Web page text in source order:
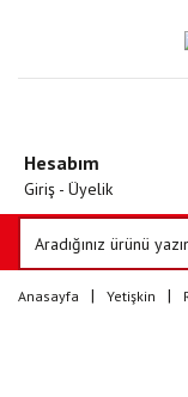
Hesabım
Giriş - Üyelik
Anasayfa Yetişkin